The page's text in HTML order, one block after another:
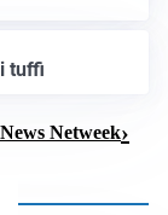
tuffi
Netweek